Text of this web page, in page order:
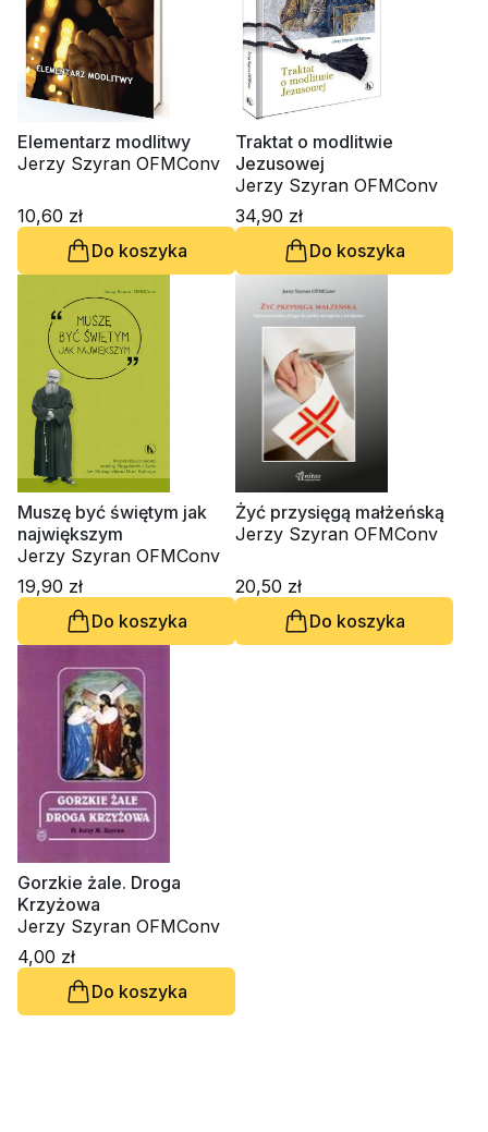
Elementarz modlitwy
Jerzy Szyran OFMConv
10,60 zł
Do koszyka
Traktat o modlitwie
Jezusowej
Jerzy Szyran OFMConv
34,90 zł
Do koszyka
Muszę być świętym jak
największym
Jerzy Szyran OFMConv
19,90 zł
Do koszyka
Żyć przysięgą małżeńską
Jerzy Szyran OFMConv
20,50 zł
Do koszyka
Gorzkie żale. Droga
Krzyżowa
Jerzy Szyran OFMConv
4,00 zł
Do koszyka